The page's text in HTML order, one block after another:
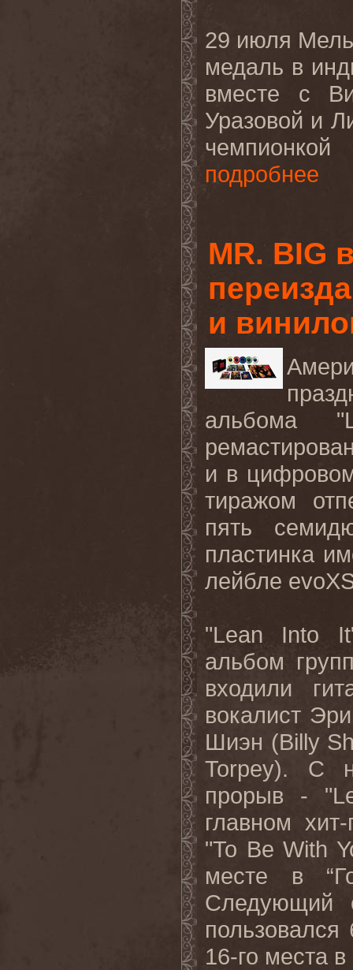
29 июля
медаль в
вместе с
Уразовой и
подробнее
MR. BIG
и
альбома "
и в
тиражом
пять
пластинка
лейбле
"Lean Into
альбом
входили
вокалист
Шиэн (Billy
Torpey). С
прорыв - "
главном
"To Be With
месте в
Следующий
16-го места в